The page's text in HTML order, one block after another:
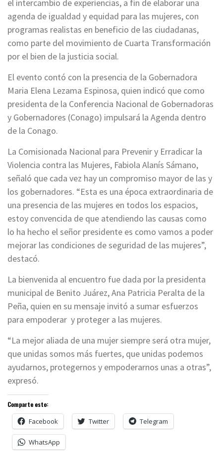
el intercambio de experiencias, a fin de elaborar una
agenda de igualdad y equidad para las mujeres, con
programas realistas en beneficio de las ciudadanas,
como parte del movimiento de Cuarta Transformación
por el bien de la justicia social.
El evento contó con la presencia de la Gobernadora
Maria Elena Lezama Espinosa, quien indicó que como
presidenta de la Conferencia Nacional de Gobernadoras
y Gobernadores (Conago) impulsará la Agenda dentro
de la Conago.
La Comisionada Nacional para Prevenir y Erradicar la
Violencia contra las Mujeres, Fabiola Alanís Sámano,
señaló que cada vez hay un compromiso mayor de las y
los gobernadores. “Esta es una época extraordinaria de
una presencia de las mujeres en todos los espacios,
estoy convencida de que atendiendo las causas como
lo ha hecho el señor presidente es como vamos a poder
mejorar las condiciones de seguridad de las mujeres”,
destacó.
La bienvenida al encuentro fue dada por la presidenta
municipal de Benito Juárez, Ana Patricia Peralta de la
Peña, quien en su mensaje invitó a sumar esfuerzos
para empoderar y proteger a las mujeres.
“La mejor aliada de una mujer siempre será otra mujer,
que unidas somos más fuertes, que unidas podemos
ayudarnos, protegernos y empoderarnos unas a otras”,
expresó.
Comparte esto:
Facebook Twitter Telegram
WhatsApp